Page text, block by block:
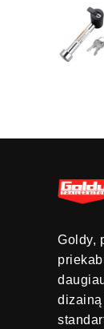
Goldy,
dizainą